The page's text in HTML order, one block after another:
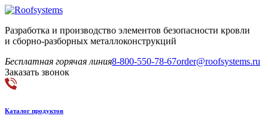
Разработка и производство элементов безопасности кровли
и сборно-разборных металлоконструкций
Бесплатная горячая линия8-800-550-78-67order@roofsystems.ru
Заказать звонок
Каталог продуктов